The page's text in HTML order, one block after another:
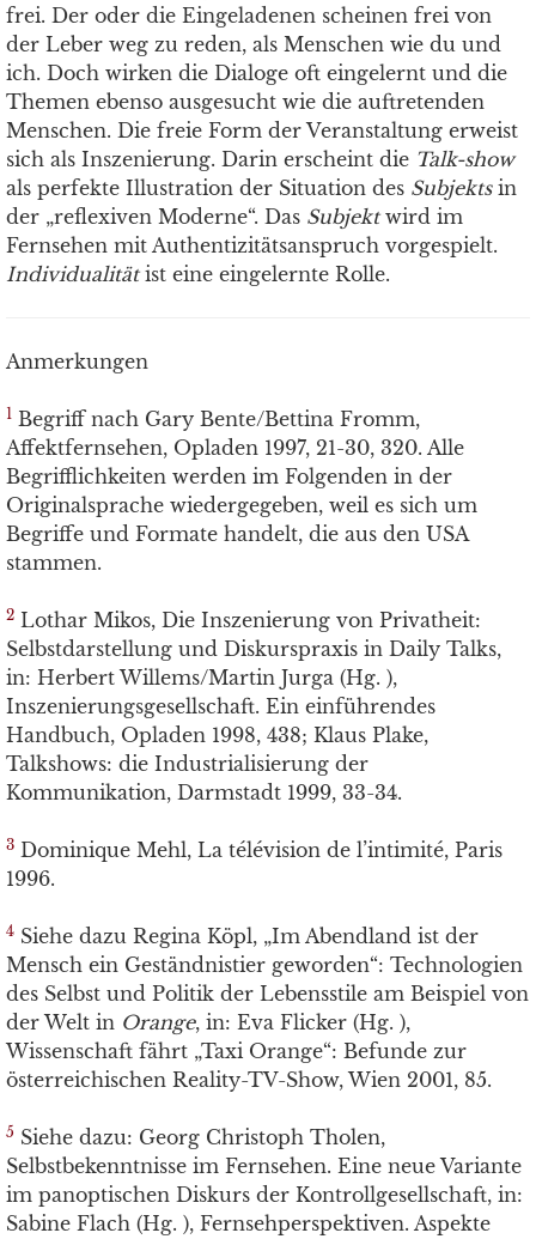
frei. Der oder die Eingeladenen scheinen frei von
der Leber weg zu reden, als Menschen wie du und
ich. Doch wirken die Dialoge oft eingelernt und die
Themen ebenso ausgesucht wie die auftretenden
Menschen. Die freie Form der Veranstaltung erweist
sich als Inszenierung. Darin erscheint die Talk-show
als perfekte Illustration der Situation des Subjektsin
der „reflexiven Moderne“. Das Subjektwird im
Fernsehen mit Authentizitätsanspruch vorgespielt.
Individualitätist eine eingelernte Rolle.
Anmerkungen
1 Begriff nach Gary Bente/Bettina Fromm,
Affektfernsehen, Opladen 1997, 21-30, 320. Alle
Begrifflichkeiten werden im Folgenden in der
Originalsprache wiedergegeben, weil es sich um
Begriffe und Formate handelt, die aus den USA
stammen.
2 Lothar Mikos, Die Inszenierung von Privatheit:
Selbstdarstellung und Diskurspraxis in Daily Talks,
in: Herbert Willems/Martin Jurga (Hg. ),
Inszenierungsgesellschaft. Ein einführendes
Handbuch, Opladen 1998, 438; Klaus Plake,
Talkshows: die Industrialisierung der
Kommunikation, Darmstadt 1999, 33-34.
3 Dominique Mehl, La télévision de l’intimité, Paris
1996.
4 Siehe dazu Regina Köpl, „Im Abendland ist der
Mensch ein Geständnistier geworden“: Technologien
des Selbst und Politik der Lebensstile am Beispiel von
der Welt in Orange, in: Eva Flicker (Hg. ),
Wissenschaft fährt „Taxi Orange“: Befunde zur
österreichischen Reality-TV-Show, Wien 2001, 85.
5 Siehe dazu: Georg Christoph Tholen,
Selbstbekenntnisse im Fernsehen. Eine neue Variante
im panoptischen Diskurs der Kontrollgesellschaft, in:
Sabine Flach (Hg. ), Fernsehperspektiven. Aspekte